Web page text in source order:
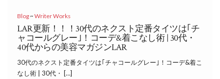
Blog~Writer Works
LAR更新！！！30代のネクスト定番タイツは｢チ
ャコールグレー｣！コーデ&着こなし術 | 30代・
40代からの美容マガジンLAR
30代のネクスト定番タイツは｢チャコールグレー｣！コーデ&着こ
なし術 | 30代・ […]